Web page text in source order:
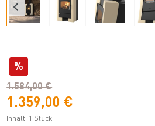
%
1.584,00 €
1.359,00 €
Inhalt: 1 Stück